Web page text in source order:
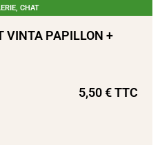
, CHAT
VINTA PAPILLON +
5,50€TTC